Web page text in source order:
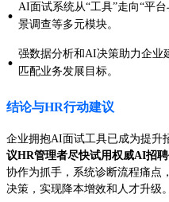
· AI面试系统从“工具”走向“平
景调查等多元模块。
· 强数据分析和AI决策助力企业
匹配业务发展目标。
结论与HR行动建议
企业拥抱AI面试工具已成为提升
议HR管理者尽快试用权威AI招聘
协作为抓手，系统诊断流程痛点
决策，实现降本增效和人才升级。